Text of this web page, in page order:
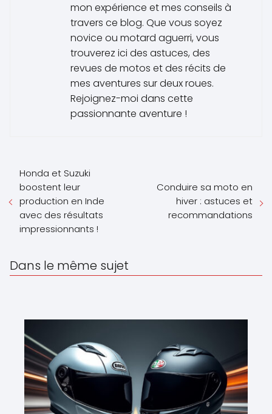
mon expérience et mes conseils à
travers ce blog. Que vous soyez
novice ou motard aguerri, vous
trouverez ici des astuces, des
revues de motos et des récits de
mes aventures sur deux roues.
Rejoignez-moi dans cette
passionnante aventure !
Honda et Suzuki
boostent leur
production en Inde
avec des résultats
impressionnants !
Conduire sa moto en
hiver : astuces et
recommandations
Dans le même sujet